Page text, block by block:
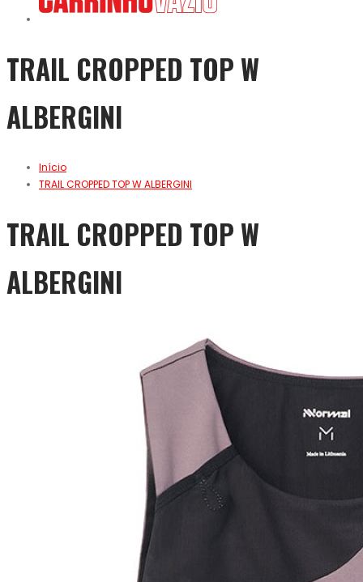
TRAIL CROPPED TOP W
ALBERGINI
Início
TRAIL CROPPED TOP W ALBERGINI
TRAIL CROPPED TOP W
ALBERGINI